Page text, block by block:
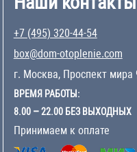
+7 (495) 320-44-54
box@dom-otoplenie.com
г. Москва, Проспект мира
ВРЕМЯ РАБОТЫ:
8.00 – 22.00 БЕЗ ВЫХОДНЫХ
Принимаем к оплате